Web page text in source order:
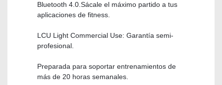
Bluetooth 4.0.Sácale el máximo partido a tus
aplicaciones de fitness.
LCU Light Commercial Use: Garantía semi-
profesional.
Preparada para soportar entrenamientos de
más de 20 horas semanales.